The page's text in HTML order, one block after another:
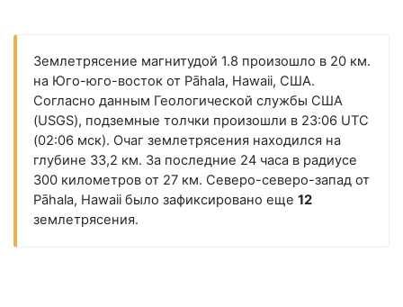
Землетрясение магнитудой 1.8 произошло в 20 км.
на Юго-юго-восток от Pāhala, Hawaii, США.
Согласно данным Геологической службы США
(USGS), подземные толчки произошли в 23:06 UTC
(02:06 мск). Очаг землетрясения находился на
глубине 33,2 км. За последние 24 часа в радиусе
300 километров от 27 км. Северо-северо-запад от
Pāhala, Hawaii было зафиксировано еще 12
землетрясения.